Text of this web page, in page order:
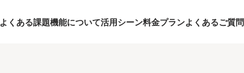
よくある課題機能について活用シーン料金プランよくあるご質問